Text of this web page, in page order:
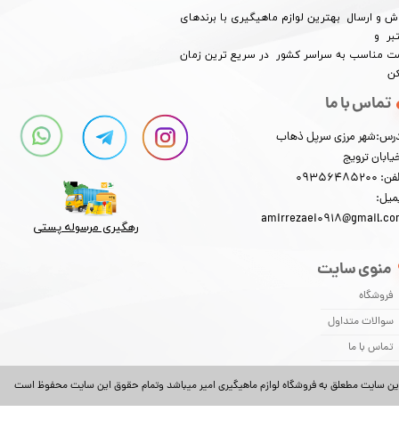
★★ ★
★★★★★
سایت مطعلق به فروشگاه لوازم ماهیگیری امیر میباشد وتمام حقوق این سایت محفوظ است
و ارسال بهترین لوازم ماهیگیری با برندهای
و
مناسب به سراسر کشور در سریع ترین زمان
منوی سایت
فروشگاه
سوالات متداول
تماس با ما
تماس با ما
مرزی سرپل ذهاب
ترویج
رهگیری مرسوله پستی​​​​​​​